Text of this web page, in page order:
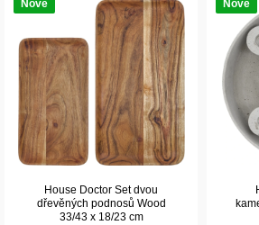
Nové
House Doctor Set dvou
dřevěných podnosů Wood
33/43 x 18/23 cm
Nové